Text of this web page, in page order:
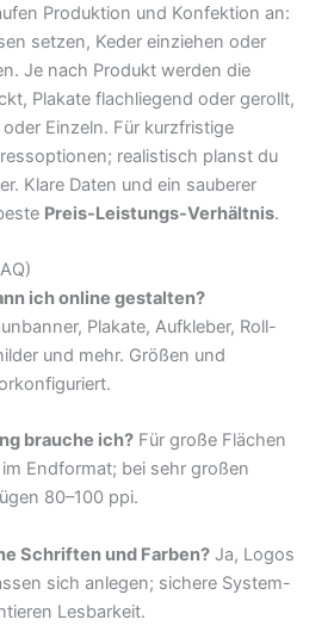
Produktion und Konfektion an:
setzen, Keder einziehen oder
Je nach Produkt werden die
Plakate flachliegend oder gerollt,
Einzeln. Für kurzfristige
realistisch planst du
Klare Daten und ein sauberer
Preis-Leistungs-Verhältnis.
ich online gestalten?
Plakate, Aufkleber, Roll-
und mehr. Größen und
brauche ich? Für große Flächen
Endformat; bei sehr großen
80–100 ppi.
Schriften und Farben? Ja, Logos
sich anlegen; sichere System-
Lesbarkeit.